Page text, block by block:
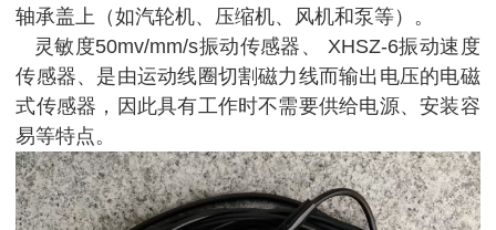
轴承盖上（如汽轮机、压缩机、风机和泵等）。
灵敏度50mv/mm/s振动传感器、 XHSZ-6振动速度
传感器、是由运动线圈切割磁力线而输出电压的电磁
式传感器，因此具有工作时不需要供给电源、安装容
易等特点。